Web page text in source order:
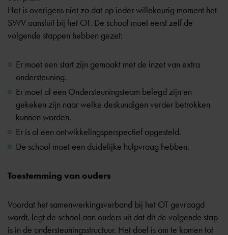
Het is overigens niet zo dat op ieder willekeurig moment het
SWV aansluit bij het OT. De school moet eerst zelf de
volgende stappen hebben gezet:
Er moet een start zijn gemaakt met de inzet van extra
ondersteuning.
Er moet al een Ondersteuningsteam belegd zijn en
gekeken zijn naar welke deskundigen verder betrokken
kunnen worden.
Er is al een ontwikkelingsperspectief opgesteld.
De school moet een duidelijke hulpvraag hebben.
Toestemming van ouders
Voordat het samenwerkingsverband bij het OT gevraagd
wordt, legt de school aan ouders uit dat dit de volgende stap
is in de ondersteuningsstructuur. Het doel is om te komen tot